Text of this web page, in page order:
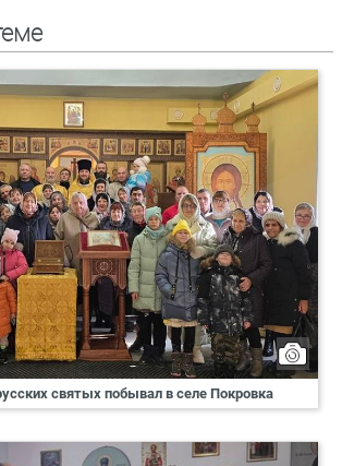
святых побывал в селе Покровка